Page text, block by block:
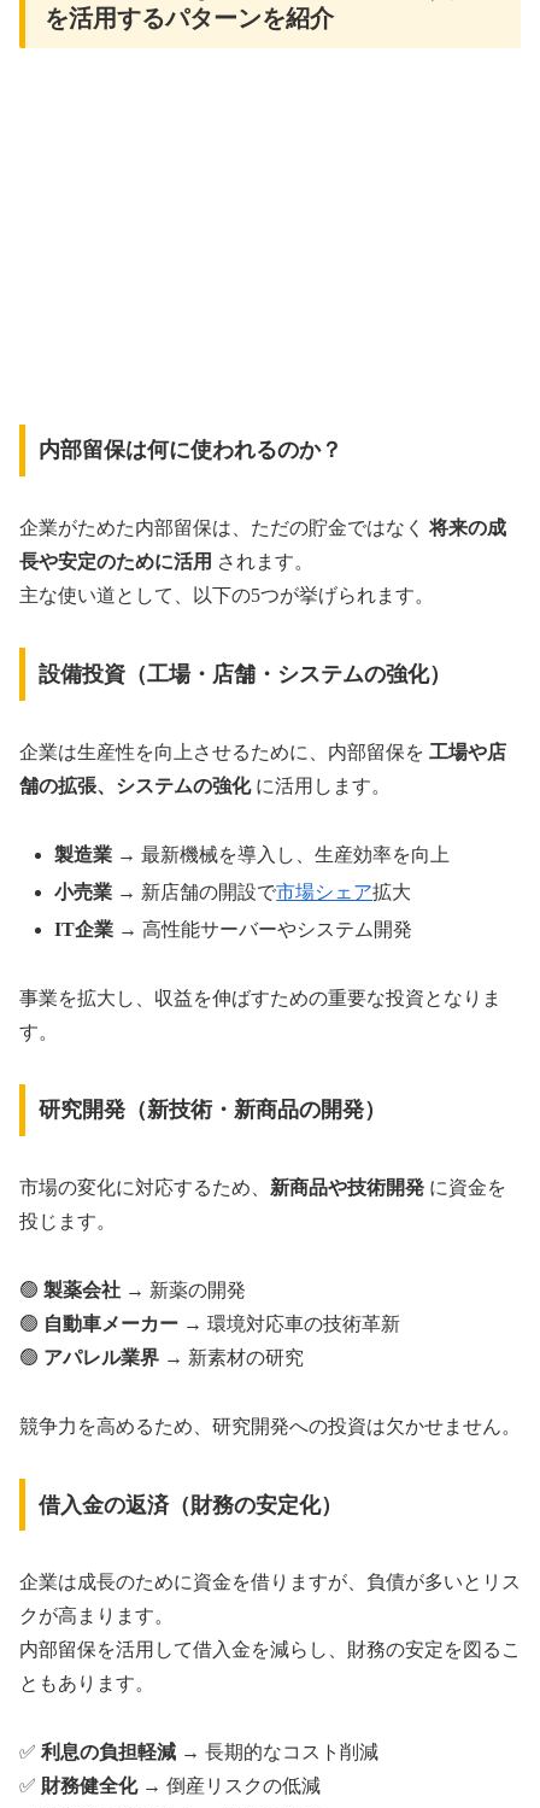
を活用するパターンを紹介
内部留保は何に使われるのか？
企業がためた内部留保は、ただの貯金ではなく将来の成
長や安定のために活用 されます。
主な使い道として、以下の5つが挙げられます。
設備投資（工場・店舗・システムの強化）
企業は生産性を向上させるために、内部留保を 工場や店
舗の拡張、システムの強化に活用します。
製造業 → 最新機械を導入し、生産効率を向上
小売業 → 新店舗の開設で市場シェア拡大
IT企業 → 高性能サーバーやシステム開発
事業を拡大し、収益を伸ばすための重要な投資となりま
す。
研究開発（新技術・新商品の開発）
市場の変化に対応するため、 新商品や技術開発 に資金を
投じます。
🟢 製薬会社 → 新薬の開発
🟢 自動車メーカー → 環境対応車の技術革新
🟢 アパレル業界 → 新素材の研究
競争力を高めるため、研究開発への投資は欠かせません。
借入金の返済（財務の安定化）
企業は成長のために資金を借りますが、負債が多いとリス
クが高まります。
内部留保を活用して借入金を減らし、財務の安定を図るこ
ともあります。
✅ 利息の負担軽減 → 長期的なコスト削減
✅ 財務健全化→ 倒産リスクの低減